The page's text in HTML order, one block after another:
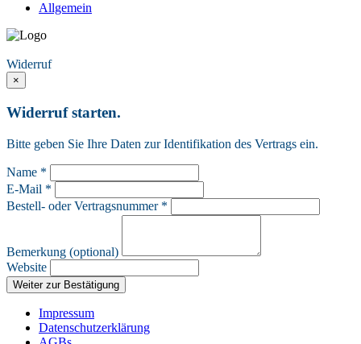
Allgemein
Widerruf
×
Widerruf starten.
Bitte geben Sie Ihre Daten zur Identifikation des Vertrags ein.
Name *
E-Mail *
Bestell- oder Vertragsnummer *
Bemerkung (optional)
Website
Weiter zur Bestätigung
Impressum
Datenschutzerklärung